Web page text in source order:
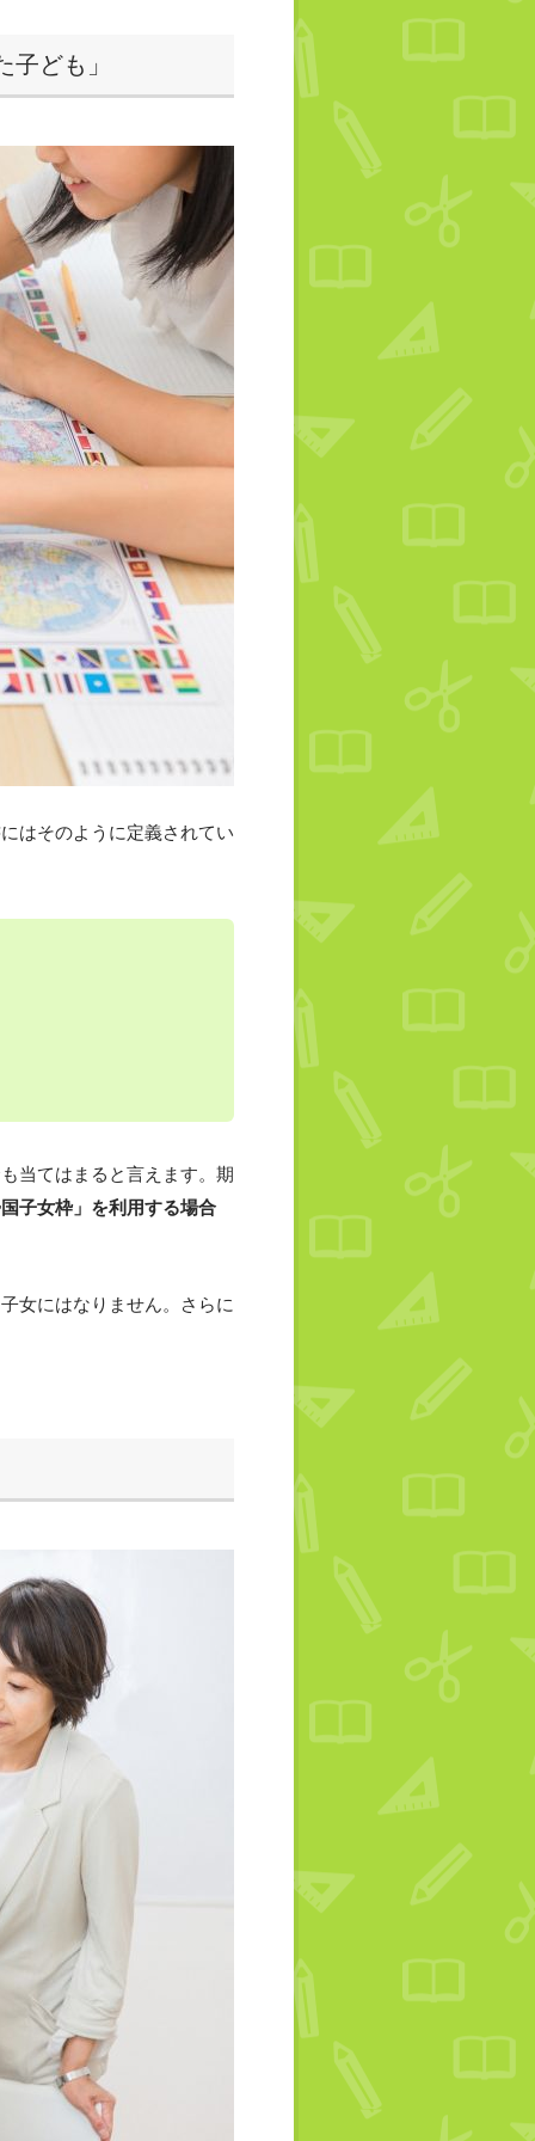
ども」
はそのように定義されてい
当てはまると言えます。期
子女枠」を利用する場合
女にはなりません。さらに